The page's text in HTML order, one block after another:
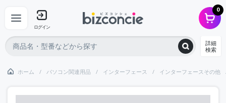
ログイン
0
詳細
検索
ホーム パソコン関連用品 インターフェース インターフェースその他